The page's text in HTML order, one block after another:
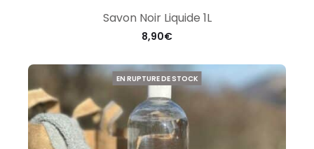
Savon Noir Liquide 1L
8,90€
EN RUPTURE DE STOCK